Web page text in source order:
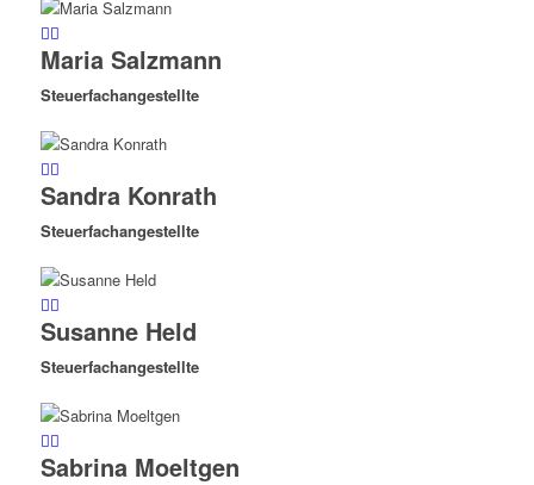
Maria Salzmann
Steuerfachangestellte
Sandra Konrath
Steuerfachangestellte
Susanne Held
Steuerfachangestellte
Sabrina Moeltgen